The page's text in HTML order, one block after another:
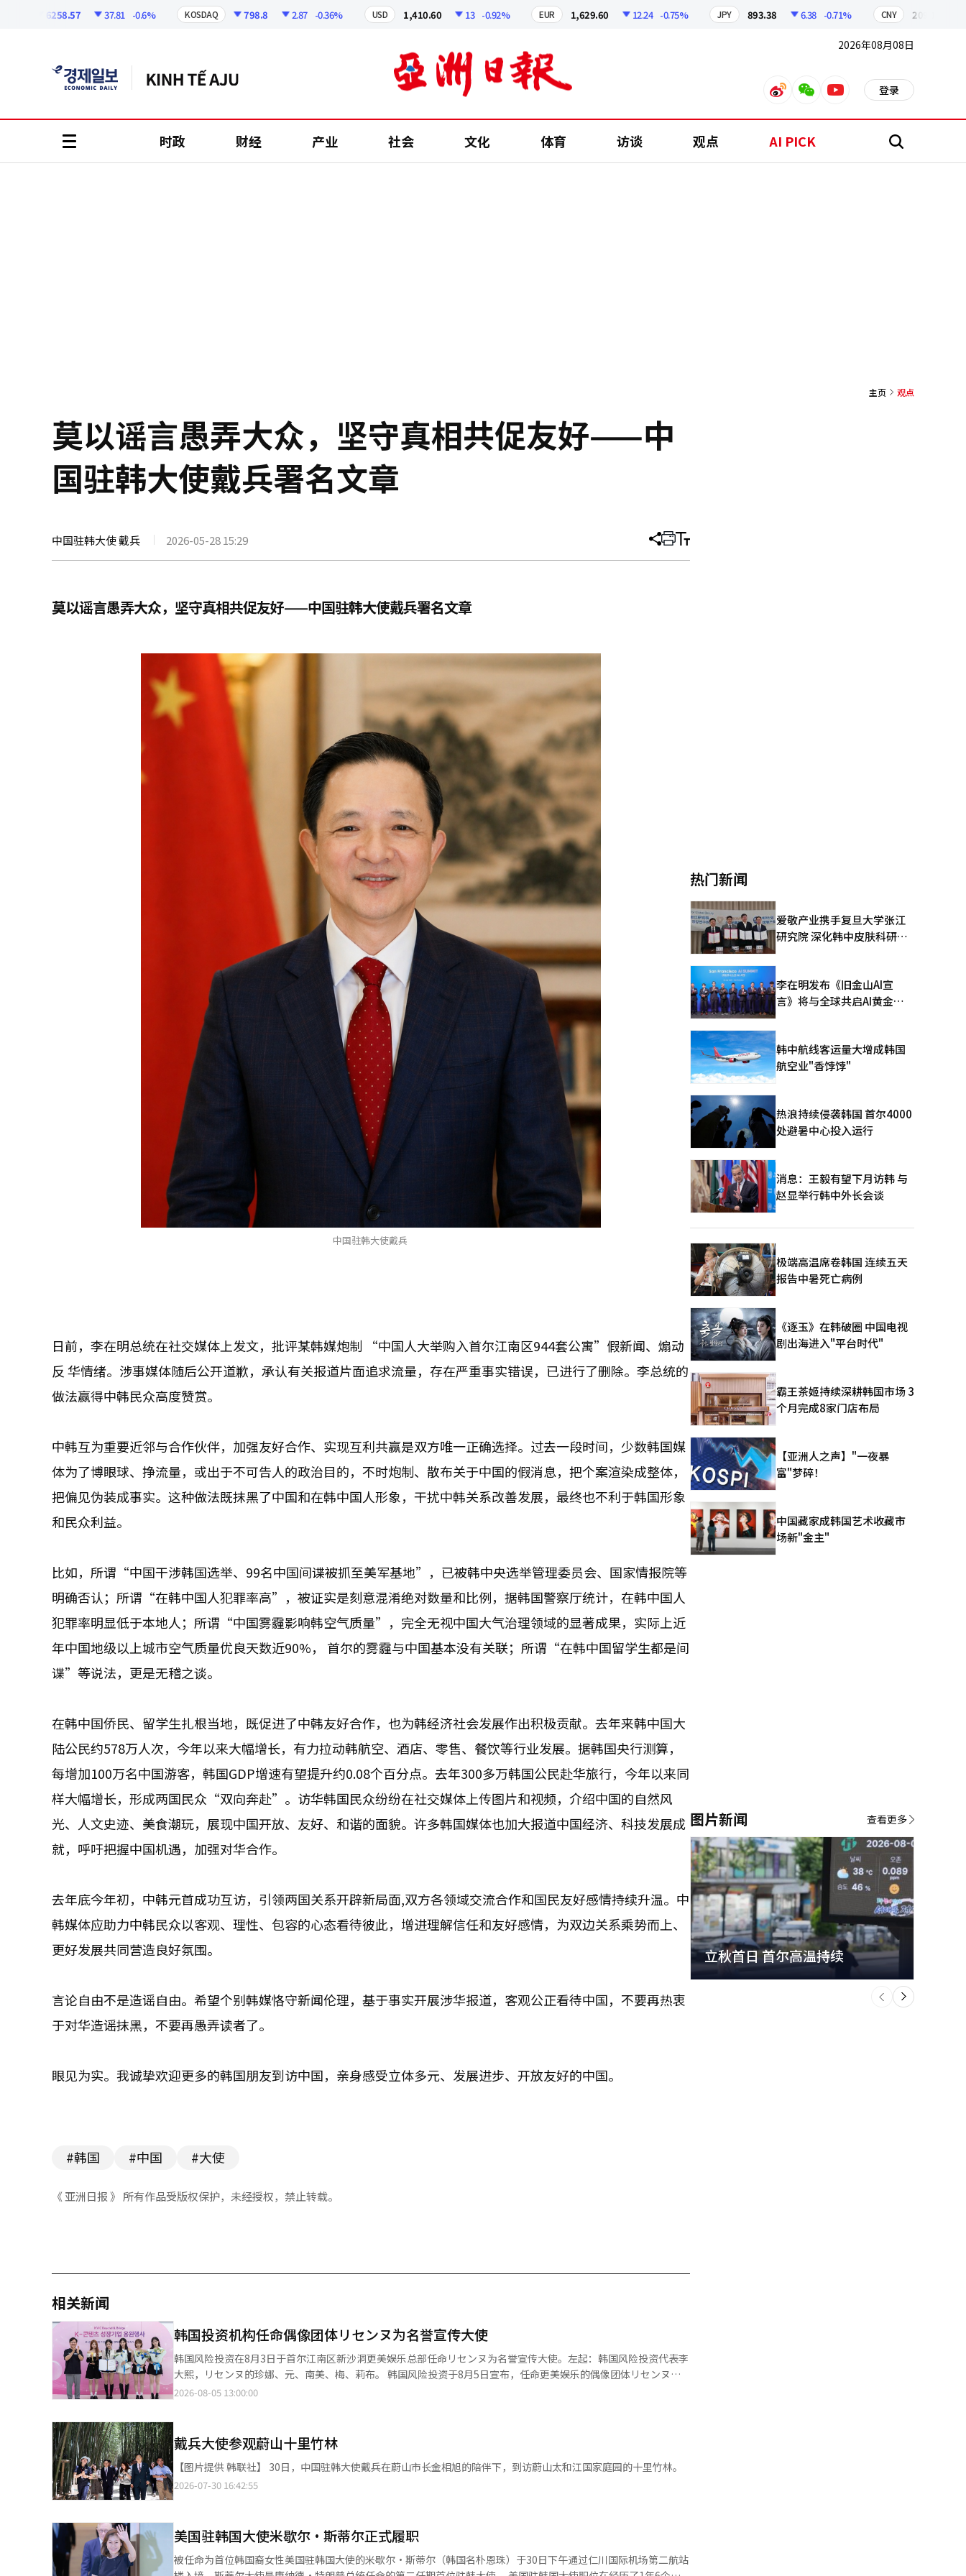
6258.57 37.81 -0.6% KOSDAQ 798.8 2.87 -0.36% 1,410.60 -0.92% 1,629.60 12.24 -0.75% 893.38 6.38 -0.71% 209.17
2026年08月08日
weiboweixinyoutube 登录
时政 财经 产业 社会 文化 体育 访谈 观点 AI PICK 搜
主页 观点
莫以谣言愚弄大众，坚守真相共促友好——中
国驻韩大使戴兵署名文章
中国驻韩大使 戴兵 2026-05-28 15:29 分
文
打 调
大
莫以谣言愚弄大众，坚守真相共促友好——中国驻韩大使戴兵署名文章
中国驻韩大使戴兵
日前，李在明总统在社交媒体上发文，批评某韩媒炮制 “中国人大举购入首尔江南区944套公寓”假新闻、煽动
反 华情绪。涉事媒体随后公开道歉，承认有关报道片面追求流量，存在严重事实错误，已进行了删除。李总统的
做法赢得中韩民众高度赞赏。
中韩互为重要近邻与合作伙伴，加强友好合作、实现互利共赢是双方唯一正确选择。过去一段时间，少数韩国媒
体为了博眼球、挣流量，或出于不可告人的政治目的，不时炮制、散布关于中国的假消息，把个案渲染成整体，
把偏见伪装成事实。这种做法既抹黑了中国和在韩中国人形象，干扰中韩关系改善发展，最终也不利于韩国形象
和民众利益。
比如，所谓“中国干涉韩国选举、99名中国间谍被抓至美军基地”，已被韩中央选举管理委员会、国家情报院等
明确否认；所谓“在韩中国人犯罪率高”，被证实是刻意混淆绝对数量和比例，据韩国警察厅统计，在韩中国人
犯罪率明显低于本地人；所谓“中国雾霾影响韩空气质量”，完全无视中国大气治理领域的显著成果，实际上近
年中国地级以上城市空气质量优良天数近90%， 首尔的雾霾与中国基本没有关联；所谓“在韩中国留学生都是间
谍”等说法，更是无稽之谈。
在韩中国侨民、留学生扎根当地，既促进了中韩友好合作，也为韩经济社会发展作出积极贡献。去年来韩中国大
陆公民约578万人次，今年以来大幅增长，有力拉动韩航空、酒店、零售、餐饮等行业发展。据韩国央行测算，
每增加100万名中国游客，韩国GDP增速有望提升约0.08个百分点。去年300多万韩国公民赴华旅行，今年以来同
样大幅增长，形成两国民众“双向奔赴”。访华韩国民众纷纷在社交媒体上传图片和视频，介绍中国的自然风
光、人文史迹、美食潮玩，展现中国开放、友好、和谐的面貌。许多韩国媒体也加大报道中国经济、科技发展成
就，呼吁把握中国机遇，加强对华合作。
去年底今年初，中韩元首成功互访，引领两国关系开辟新局面,双方各领域交流合作和国民友好感情持续升温。中
韩媒体应助力中韩民众以客观、理性、包容的心态看待彼此，增进理解信任和友好感情，为双边关系乘势而上、
更好发展共同营造良好氛围。
言论自由不是造谣自由。希望个别韩媒恪守新闻伦理，基于事实开展涉华报道，客观公正看待中国，不要再热衷
于对华造谣抹黑，不要再愚弄读者了。
眼见为实。我诚挚欢迎更多的韩国朋友到访中国，亲身感受立体多元、发展进步、开放友好的中国。
#韩国 #中国 #大使
《 亚洲日报 》 所有作品受版权保护，未经授权，禁止转载。
相关新闻
韩国投资机构任命偶像团体リセンヌ为名誉宣传大使
韩国风险投资在8月3日于首尔江南区新沙洞更美娱乐总部任命リセンヌ为名誉宣传大使。左起：韩国风险投资代表李
大熙，リセンヌ的珍娜、元、南美、梅、莉布。 韩国风险投资于8月5日宣布，任命更美娱乐的偶像团体リセンヌ为
名誉宣传大使。 韩国风险投资在8月3日于首尔江南区新沙洞更美总部举行了任命仪式，以庆祝获得母基金子基金投
Partners、JB Investment和Michigan Venture Capital对更美进行了投资，支持K-内容制作和艺术家培养以及业务
增长。在更美所吸引的619亿韩元投资中，通过母基金的投资规模达到了55亿韩元。 更美相关人士表示：“リセンヌ
能够取得有意义的成果，不仅得益于成员和员工的努力，也离不开投资者的支持。我们将努力创造风险投资与K-内容
共同成长的优秀案例。” 韩国风险投资计划集中力量支持有前景的小型内容企业在不同成长阶段的融资和国内外市场
加强作为风险投资平台的角色，帮助有潜力的K-内容企业成长并迈向全球市场。”※ 本报道经人工智能（AI）系统翻
译与编辑。
2026-08-05 13:00:00
戴兵大使参观蔚山十里竹林
【图片提供 韩联社】 30日，中国驻韩大使戴兵在蔚山市长金相旭的陪伴下，到访蔚山太和江国家庭园的十里竹林。
2026-07-30 16:42:55
美国驻韩国大使米歇尔·斯蒂尔正式履职
被任命为首位韩国裔女性美国驻韩国大使的米歇尔·斯蒂尔（韩国名朴恩珠）于30日下午通过仁川国际机场第二航站
热门新闻
爱敬产业携手复旦大学张江
研究院 深化韩中皮肤科研合
李在明发布《旧金山AI宣
言》将与全球共启AI黄金时
韩中航线客运量大增成韩国
航空业"香饽饽"
热浪持续侵袭韩国 首尔4000
处避暑中心投入运行
消息：王毅有望下月访韩 与
赵显举行韩中外长会谈
极端高温席卷韩国 连续五天
报告中暑死亡病例
《逐玉》在韩破圈 中国电视
剧出海进入"平台时代"
霸王茶姬持续深耕韩国市场 3
个月完成8家门店布局
【亚洲人之声】"一夜暴
富"梦碎！
中国藏家成韩国艺术收藏市
场新"金主"
图片新闻
立秋首日 首尔高温持续
下
一
个
查看更多